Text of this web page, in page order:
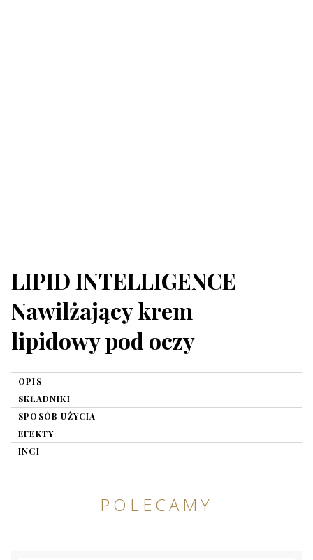
LIPID INTELLIGENCE
Nawilżający krem
lipidowy pod oczy
OPIS
SKŁADNIKI
SPOSÓB UŻYCIA
EFEKTY
INCI
POLECAMY